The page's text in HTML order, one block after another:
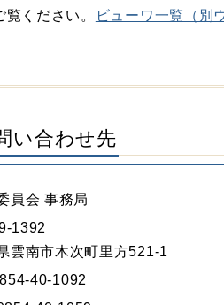
覧ください。
ビューワ一覧（別
い合わせ先
員会 事務局
1392
雲南市木次町里方521-1
40-1092